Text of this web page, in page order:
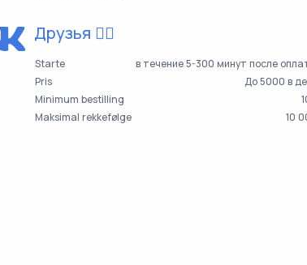
Друзья 👯‍♀️
Starte
в течение 5-300 минут после
Pris
До 5000 в
Minimum bestilling
Maksimal rekkefølge
10